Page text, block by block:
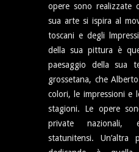
opere sono realizzate
sua arte si ispira al
toscani e degli
della sua pittura è
paesaggio della sua
grossetana, che
colori, le impressioni e
stagioni. Le opere
private nazionali,
statunitensi.